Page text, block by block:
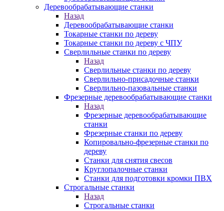
Деревообрабатывающие станки
Назад
Деревообрабатывающие станки
Токарные станки по дереву
Токарные станки по дереву с ЧПУ
Сверлильные станки по дереву
Назад
Сверлильные станки по дереву
Сверлильно-присадочные станки
Сверлильно-пазовальные станки
Фрезерные деревообрабатывающие станки
Назад
Фрезерные деревообрабатывающие
станки
Фрезерные станки по дереву
Копировально-фрезерные станки по
дереву
Станки для снятия свесов
Круглопалочные станки
Станки для подготовки кромки ПВХ
Строгальные станки
Назад
Строгальные станки